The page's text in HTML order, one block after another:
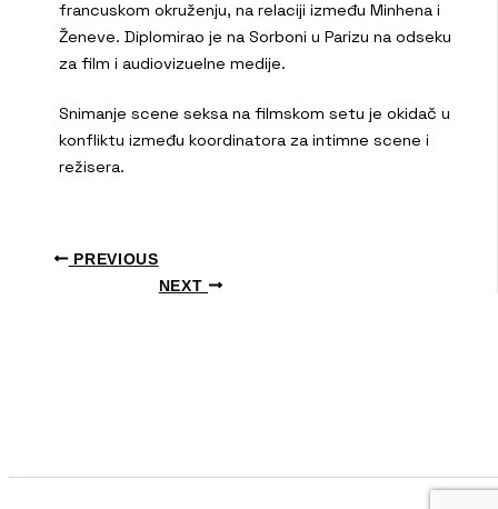
francuskom okruženju, na relaciji između Minhena i
Ženeve. Diplomirao je na Sorboni u Parizu na odseku
za film i audiovizuelne medije.
Snimanje scene seksa na filmskom setu je okidač u
konfliktu između koordinatora za intimne scene i
režisera.
PREVIOUS
NEXT